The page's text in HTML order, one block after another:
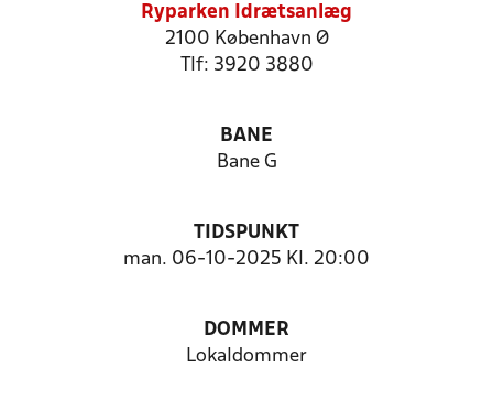
Ryparken Idrætsanlæg
2100 København Ø
Tlf: 3920 3880
BANE
Bane G
TIDSPUNKT
man. 06-10-2025 Kl. 20:00
DOMMER
Lokaldommer